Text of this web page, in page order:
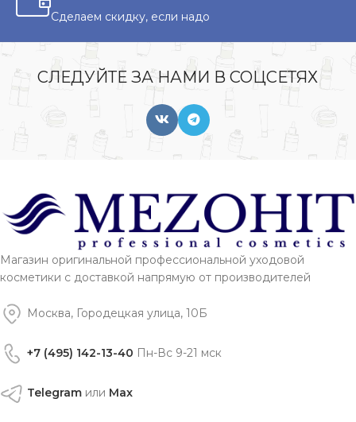
Сделаем скидку, если надо
СЛЕДУЙТЕ ЗА НАМИ В СОЦСЕТЯХ
Магазин оригинальной профессиональной уходовой
косметики с доставкой напрямую от производителей
Москва, Городецкая улица, 10Б
+7 (495) 142-13-40 Пн-Вс 9-21 мск
Telegram или Max